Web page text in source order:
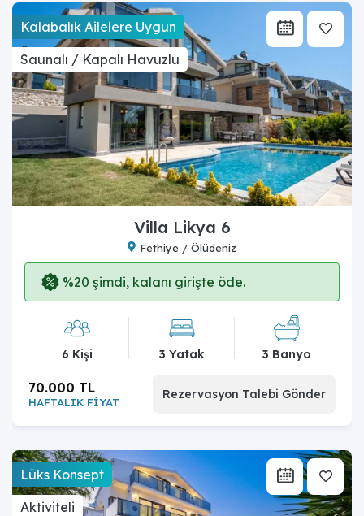
Kalabalık Ailelere Uygun
Saunalı / Kapalı Havuzlu
Villa Likya 6
Fethiye / Ölüdeniz
%20 şimdi, kalanı girişte öde.
6 Kişi 3 Yatak 3 Banyo
HAFTALIK FİYAT
70.000 TL Rezervasyon Talebi Gönder
Lüks Konsept
Aktiviteli